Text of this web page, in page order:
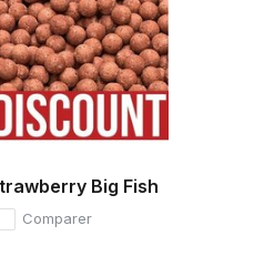
Big Fish
Comparer